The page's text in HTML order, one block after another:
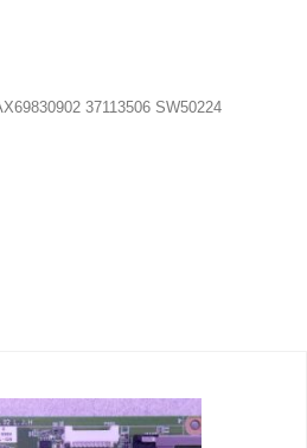
37113506 SW50224